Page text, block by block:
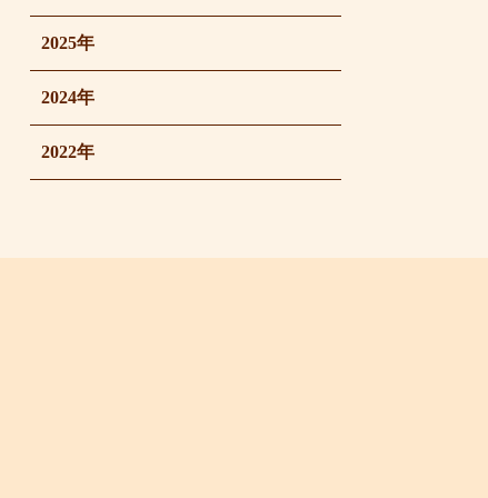
2025年
2024年
2022年